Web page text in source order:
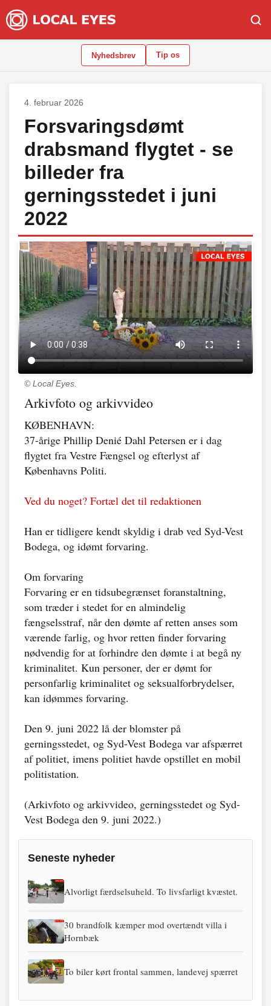
Nyhedsbrev Tip os
4. februar 2026
Forsvaringsdømt
drabsmand flygtet - se
billeder fra
gerningsstedet i juni
2022
© Local Eyes.
Arkivfoto og arkivvideo
KØBENHAVN:
37-årige Phillip Denié Dahl Petersen er i dag
flygtet fra Vestre Fængsel og efterlyst af
Københavns Politi.
Ved du noget? Fortæl det til redaktionen
Han er tidligere kendt skyldig i drab ved Syd-Vest
Bodega, og idømt forvaring.
Om forvaring
Forvaring er en tidsubegrænset foranstaltning,
som træder i stedet for en almindelig
fængselsstraf, når den dømte af retten anses som
værende farlig, og hvor retten finder forvaring
nødvendig for at forhindre den dømte i at begå ny
kriminalitet. Kun personer, der er dømt for
personfarlig kriminalitet og seksualforbrydelser,
kan idømmes forvaring.
Den 9. juni 2022 lå der blomster på
gerningsstedet, og Syd-Vest Bodega var afspærret
af politiet, imens politiet havde opstillet en mobil
politistation.
(Arkivfoto og arkivvideo, gerningsstedet og Syd-
Vest Bodega den 9. juni 2022.)
Seneste nyheder
Alvorligt færdselsuheld. To livsfarligt kvæstet.
30 brandfolk kæmper mod overtændt villa i
Hornbæk
To biler kørt frontal sammen, landevej spærret